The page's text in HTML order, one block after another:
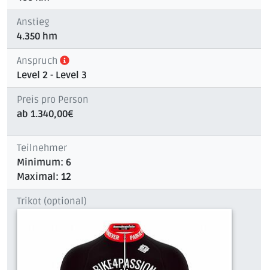
Anstieg
4.350 hm
Anspruch
Level 2 - Level 3
Preis pro Person
ab 1.340,00€
Teilnehmer
Minimum: 6
Maximal: 12
Trikot (optional)